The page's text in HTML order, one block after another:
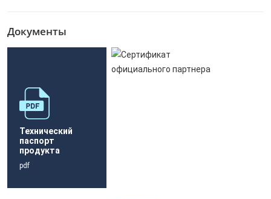
Документы
Технический
паспорт
продукта
pdf